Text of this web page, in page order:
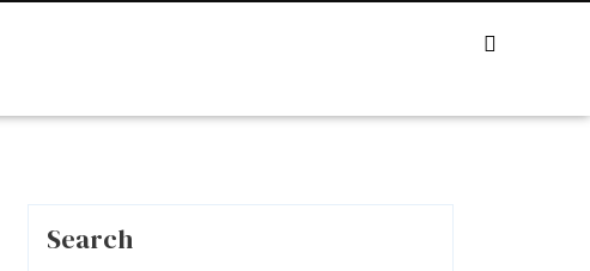
Search